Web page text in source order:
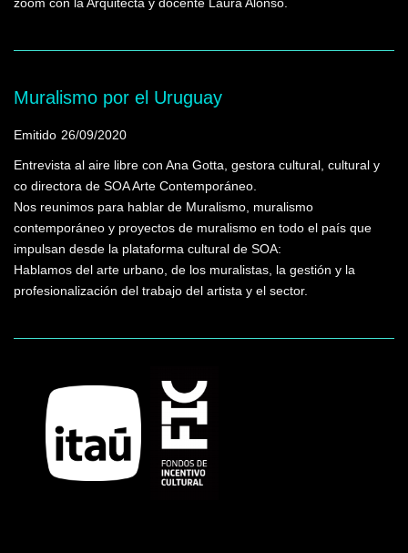
zoom con la Arquitecta y docente Laura Alonso.
Muralismo por el Uruguay
Emitido 26/09/2020
Entrevista al aire libre con Ana Gotta, gestora cultural, cultural y
co directora de SOA Arte Contemporáneo.
Nos reunimos para hablar de Muralismo, muralismo
contemporáneo y proyectos de muralismo en todo el país que
impulsan desde la plataforma cultural de SOA:
Hablamos del arte urbano, de los muralistas, la gestión y la
profesionalización del trabajo del artista y el sector.